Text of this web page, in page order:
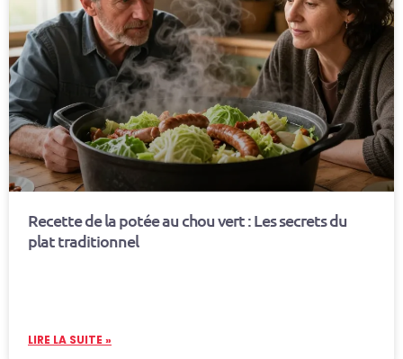
Recette de la potée au chou vert : Les secrets du
plat traditionnel
LIRE LA SUITE »